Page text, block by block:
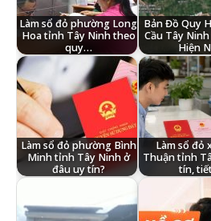
Làm sổ đỏ phường Long
Hoa tỉnh Tây Ninh theo
quy…
Bản Đồ Quy
Cầu Tây
Hiện
Làm sổ đỏ phường Bình
Minh tỉnh Tây Ninh ở
đâu uy tín?
Làm sổ đỏ
Thuận tỉnh
tín,